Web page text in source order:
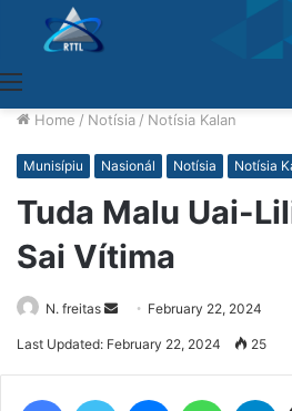
Home / Notísia / Notísia Kalan
Munisípiu Nasionál Notísia Notísia
Tuda Malu Uai-
Sai Vítima
N. freitas
Send
an
February 22, 2024
Last Updated: February 22, 2024 25